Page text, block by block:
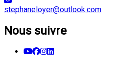
stephaneloyer@outlook.com
Nous suivre